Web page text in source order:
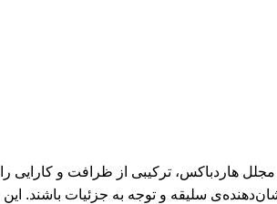
سلیقه و توجه به جزئیات باشند.